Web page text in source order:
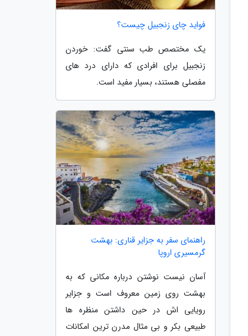
فواید چای زنجبیل چیست؟
یک مختصص طب سنتی گفت: خوردن
زنجبیل برای افرادی که دارای درد های
مفصلی هستند، بسیار مفید است.
راهنمای سفر به جزایر قناری: بهشت
گرمسیری اروپا
آسان نیست نوشتن درباره مکانی که به
بهشت روی زمین معروف است و جزایر
رویایی اش در حین داشتن منظره ها
طبیعی بکر و بی مثال مدرن ترین امکانات